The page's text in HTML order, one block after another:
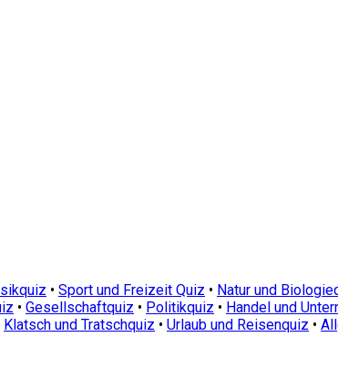
• Sport und Freizeit Quiz • Natur und
• Gesellschaftquiz • Politikquiz • Handel und
Klatsch und Tratschquiz • Urlaub und Reisenquiz •